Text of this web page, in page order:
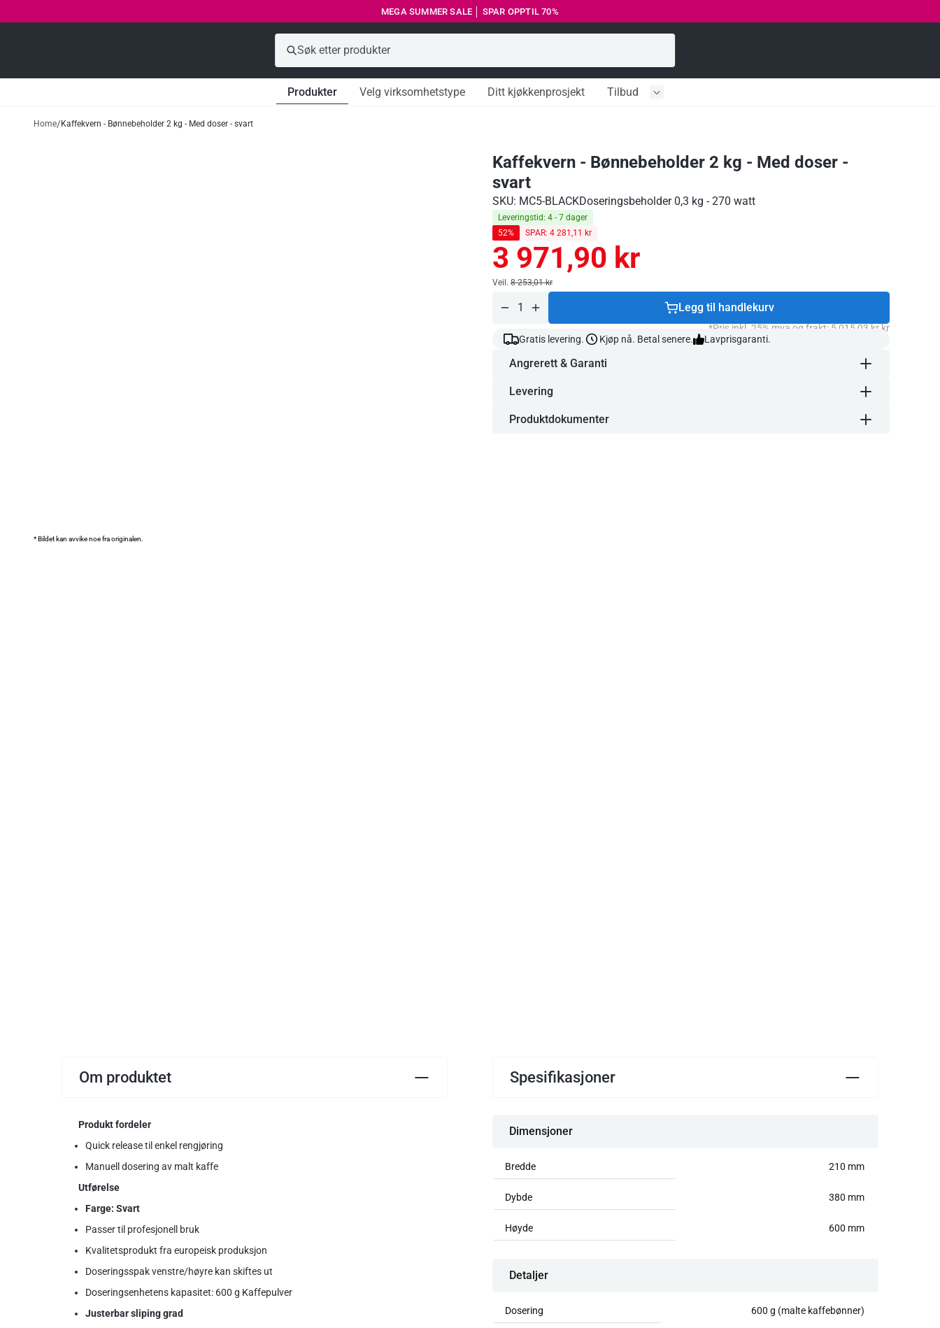
MEGA SUMMER SALE │ SPAR OPPTIL 70%
Produkter Velg virksomhetstype Ditt kjøkkenprosjekt Tilbud
Home Kaffekvern - Bønnebeholder 2 kg - Med doser - svart
* Bildet kan avvike noe fra originalen.
Kaffekvern - Bønnebeholder 2 kg - Med doser -
svart
SKU: MC5-BLACKDoseringsbeholder 0,3 kg - 270 watt
Leveringstid: 4 - 7 dager
52%
SPAR: 4 281,11 kr
Ordinær
pris
3 971,90 kr
Ordinær
Veil. 8 253,01 kr
Legg til handlekurv
*Pris inkl. 25% mva og frakt: 5 015,03 kr kr
Gratis levering.
Kjøp nå. Betal senere. Lavprisgaranti.
Angrerett & Garanti
Levering
Produktdokumenter
Om produktet
Produkt fordeler
Quick release til enkel rengjøring
Manuell dosering av malt kaffe
Utførelse
Farge: Svart
Passer til profesjonell bruk
Kvalitetsprodukt fra europeisk produksjon
Doseringsspak venstre/høyre kan skiftes ut
Doseringsenhetens kapasitet: 600 g Kaffepulver
Justerbar sliping grad
Spesifikasjoner
Dimensjoner
Bredde 210 mm
Dybde 380 mm
Høyde 600 mm
Detaljer
Dosering 600 g (malte kaffebønner)